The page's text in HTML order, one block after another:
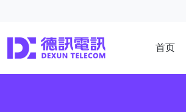
首页